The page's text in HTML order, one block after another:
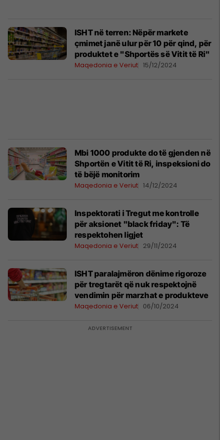
ISHT në terren: Nëpër markete
çmimet janë ulur për 10 për qind, për
produktet e "Shportës së Vitit të Ri"
Maqedonia e Veriut 15/12/2024
Mbi 1000 produkte do të gjenden në
Shportën e Vitit të Ri, inspeksioni do
të bëjë monitorim
Maqedonia e Veriut 14/12/2024
Inspektorati i Tregut me kontrolle
për aksionet "black friday": Të
respektohen ligjet
Maqedonia e Veriut 29/11/2024
ISHT paralajmëron dënime rigoroze
për tregtarët që nuk respektojnë
vendimin për marzhat e produkteve
Maqedonia e Veriut 06/10/2024